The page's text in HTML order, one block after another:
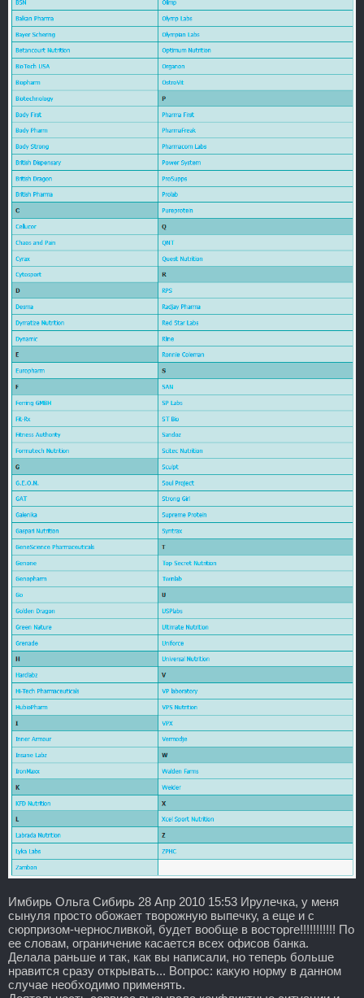
Имбирь Ольга Сибирь 28 Апр 2010 15:53 Ирулечка, у меня
сынуля просто обожает творожную выпечку, а еще и с
сюрпризом-черносливкой, будет вообще в восторге!!!!!!!!!!! По
ее словам, ограничение касается всех офисов банка.
Делала раньше и так, как вы написали, но теперь больше
нравится сразу открывать... Вопрос: какую норму в данном
случае необходимо применять.